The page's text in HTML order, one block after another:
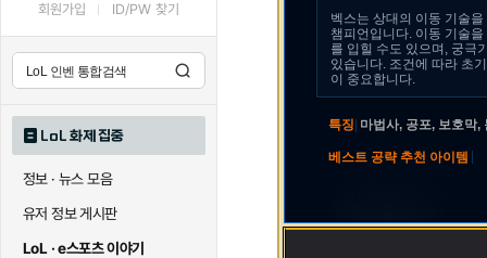
회원가입 ID/PW 찾기
LoL 화제 집중
정보 · 뉴스 모음
유저 정보 게시판
LoL · e스포츠 이야기
벡스는 상대의 이동 기술
챔피언입니다. 이동 기술
를 입힐 수도 있으며, 궁극
있습니다. 조건에 따라 초
이 중요합니다.
특징 마법사, 공포, 보호막,
베스트 공략 추천 아이템